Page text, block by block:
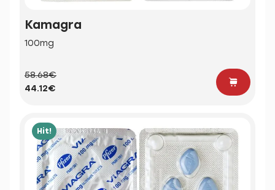
Kamagra
100mg
58.68€
44.12€
Hit!